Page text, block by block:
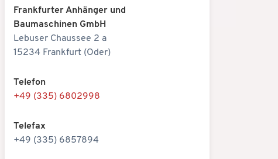
Frankfurter Anhänger und
Baumaschinen GmbH
Lebuser Chaussee 2 a
15234 Frankfurt (Oder)
Telefon
+49 (335) 6802998
Telefax
+49 (335) 6857894